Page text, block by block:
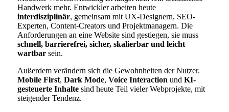
Handwerk mehr. Entwickler arbeiten heute
interdisziplinär, gemeinsam mit UX-Designern, SEO-
Experten, Content-Creators und Projektmanagern. Die
Anforderungen an eine Website sind gestiegen, sie muss
schnell, barrierefrei, sicher, skalierbar und leicht
wartbarsein.
Außerdem verändern sich die Gewohnheiten der Nutzer.
Mobile First, Dark Mode, Voice Interaction und KI-
gesteuerte Inhaltesind heute Teil vieler Webprojekte, mit
steigender Tendenz.